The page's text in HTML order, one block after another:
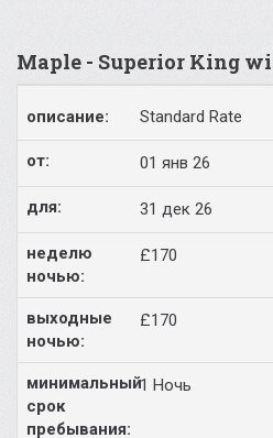
Maple - Superior King
Standard Rate
01 янв 26
31 дек 26
£170
£170
1 Ночь